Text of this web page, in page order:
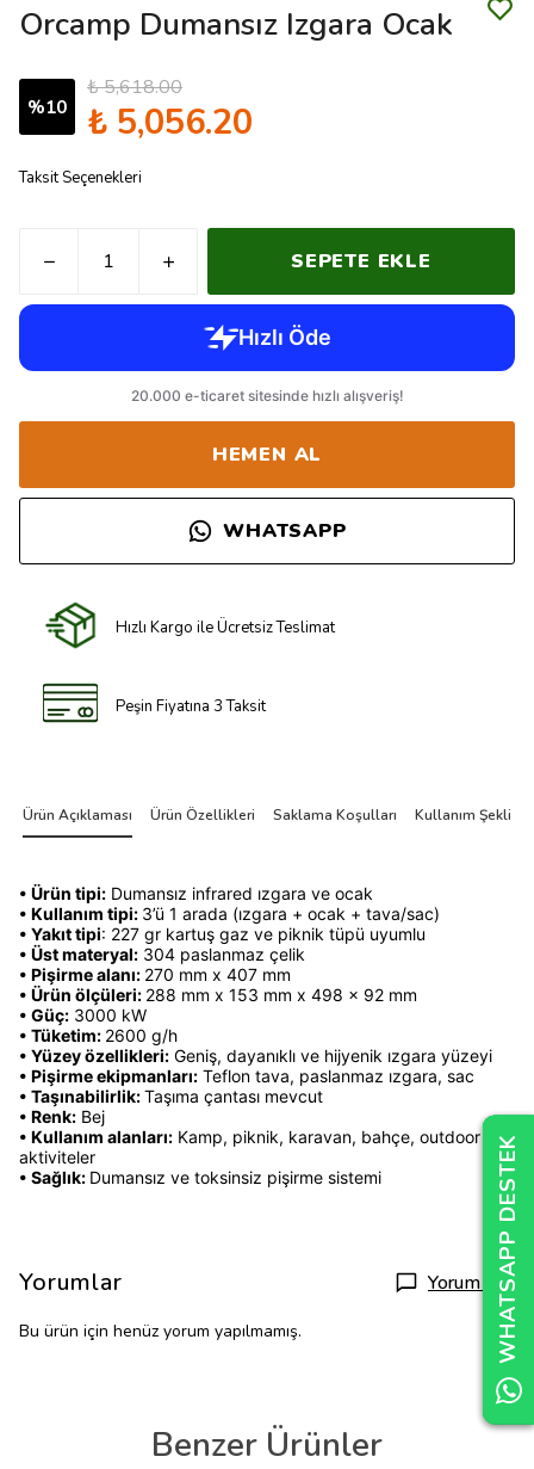
Orcamp Dumansız Izgara Ocak
%10
₺ 5,618.00
₺ 5,056.20
Taksit Seçenekleri
SEPETE EKLE
HEMEN AL
WHATSAPP
Hızlı Kargo ile Ücretsiz Teslimat
Peşin Fiyatına 3 Taksit
Ürün Açıklaması Ürün Özellikleri Saklama Koşulları Kullanım Şekli
• Ürün tipi: Dumansız infrared ızgara ve ocak
• Kullanım tipi: 3’ü 1 arada (ızgara + ocak + tava/sac)
• Yakıt tipi: 227 gr kartuş gaz ve piknik tüpü uyumlu
• Üst materyal: 304 paslanmaz çelik
• Pişirme alanı: 270 mm x 407 mm
• Ürün ölçüleri: 288 mm x 153 mm x 498 x 92 mm
• Güç: 3000 kW
• Tüketim: 2600 g/h
• Yüzey özellikleri: Geniş, dayanıklı ve hijyenik ızgara yüzeyi
• Pişirme ekipmanları: Teflon tava, paslanmaz ızgara, sac
• Taşınabilirlik:Taşıma çantası mevcut
• Renk: Bej
• Kullanım alanları: Kamp, piknik, karavan, bahçe, outdoor
aktiviteler
• Sağlık: Dumansız ve toksinsiz pişirme sistemi
Yorumlar Yorum Yap
Bu ürün için henüz yorum yapılmamış.
Benzer Ürünler
WHATSAPP DESTEK
WHATSAPP DESTEK
WHATSAPP DESTEK